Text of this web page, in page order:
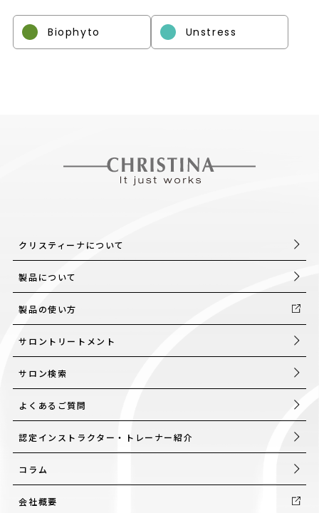
Biophyto Unstress
クリスティーナについて
製品について
製品の使い方
サロントリートメント
サロン検索
よくあるご質問
認定インストラクター・トレーナー紹介
コラム
会社概要